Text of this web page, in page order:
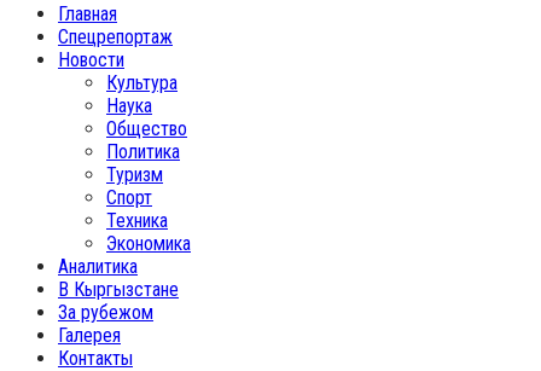
Главная
Спецрепортаж
Новости
Культура
Наука
Общество
Политика
Туризм
Спорт
Техника
Экономика
Аналитика
В Кыргызстане
За рубежом
Галерея
Контакты